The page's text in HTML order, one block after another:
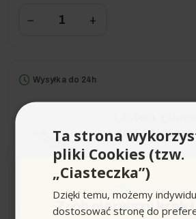
− +
Wysyłka do 24h
Listwa
do SGV,
36,90 zł
Ta strona
pliki Cookies (tzw.
„Ciasteczka”)
Dzięki temu, możemy
dostosować stronę do
Zrób pierwszy krok i